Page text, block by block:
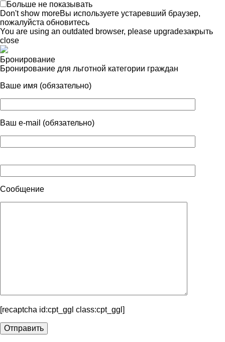
Больше не показывать
Don't show moreВы используете устаревший браузер,
пожалуйста обновитесь
You are using an outdated browser, please upgradeзакрыть
close
Бронирование
Бронирование для льготной категории граждан
Ваше имя (обязательно)
Ваш e-mail (обязательно)
Сообщение
[recaptcha id:cpt_ggl class:cpt_ggl]